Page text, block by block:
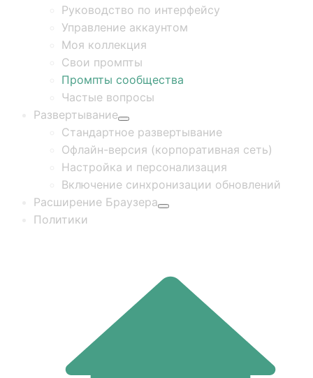
Руководство по интерфейсу
Управление аккаунтом
Моя коллекция
Свои промпты
Промпты сообщества
Частые вопросы
Развертывание
Стандартное развертывание
Офлайн-версия (корпоративная сеть)
Настройка и персонализация
Включение синхронизации обновлений
Расширение Браузера
Политики